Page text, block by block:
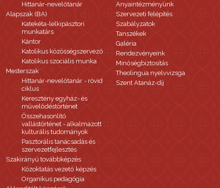
Hittanár-nevelőtanár
Alapszak (BA)
Katekéta-lelkipásztori
munkatárs
Kántor
Katolikus közösségszervező
Katolikus szociális munka
Mesterszak
Hittanár-nevelőtanár - rövid
ciklus
Keresztény egyház- és
művelődéstörténet
Összehasonlító
vallástörténet - alkalmazott
kulturális tudományok
Pasztorális tanácsadás és
szervezetfejlesztés
Szakirányú továbbképzés
Közoktatás vezető képzés
Organikus pedagógia
Anyaintézményünk
Szervezeti felépítés
Szabályzatok
Tanszékek
Galéria
Rendezvényeink
Minőségbiztosítás
Theolingua nyelvvizsga
Szent Atanáz-díj